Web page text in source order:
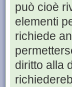
può cioè
elementi
richiede
diritto alla